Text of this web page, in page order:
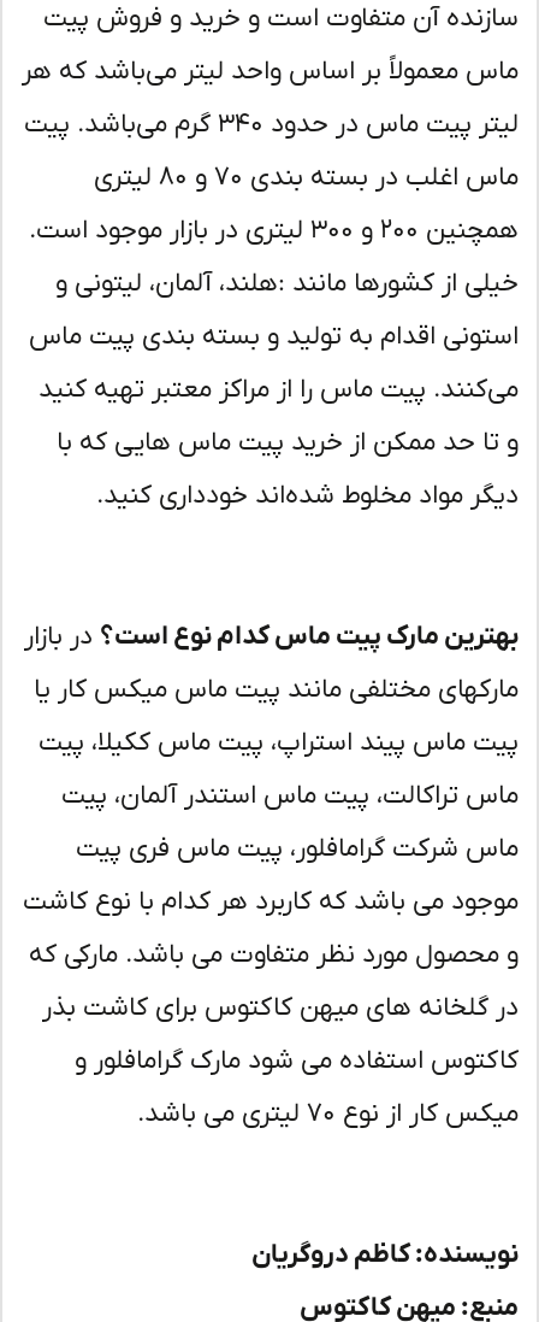
آن متفاوت است و خرید و فروش پیت
معمولاً بر اساس واحد لیتر می‌باشد که هر
لیتر پیت ماس در حدود ۳۴۰ گرم می‌باشد. پیت
ماس اغلب در بسته بندی ۷۰ و ۸۰ لیتری
همچنین ۲۰۰ و ۳۰۰ لیتری در بازار موجود است.
از کشورها مانند :هلند، آلمان، لیتونی و
اقدام به تولید و بسته بندی پیت ماس
پیت ماس را از مراکز معتبر تهیه کنید
حد ممکن از خرید پیت ماس هایی که با
مواد مخلوط شده‌اند خودداری کنید.
مارک پیت ماس کدام نوع است؟در بازار
مختلفی مانند پیت ماس میکس کار یا
ماس پیند استراپ، پیت ماس ککیلا، پیت
تراکالت، پیت ماس استندر آلمان، پیت
شرکت گرامافلور، پیت ماس فری پیت
می باشد که کاربرد هر کدام با نوع کاشت
مورد نظر متفاوت می باشد. مارکی که
گلخانه های میهن کاکتوس برای کاشت بذر
استفاده می شود مارک گرامافلور و
کار از نوع ۷۰ لیتری می باشد.
کاظم دروگریان
میهن کاکتوس